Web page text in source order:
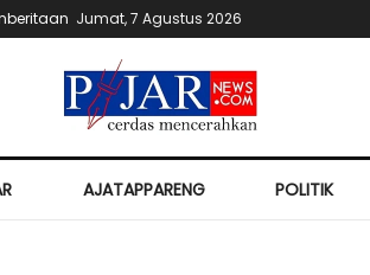
Jumat, 7 Agustus 2026
AJATAPPARENG POLITIK